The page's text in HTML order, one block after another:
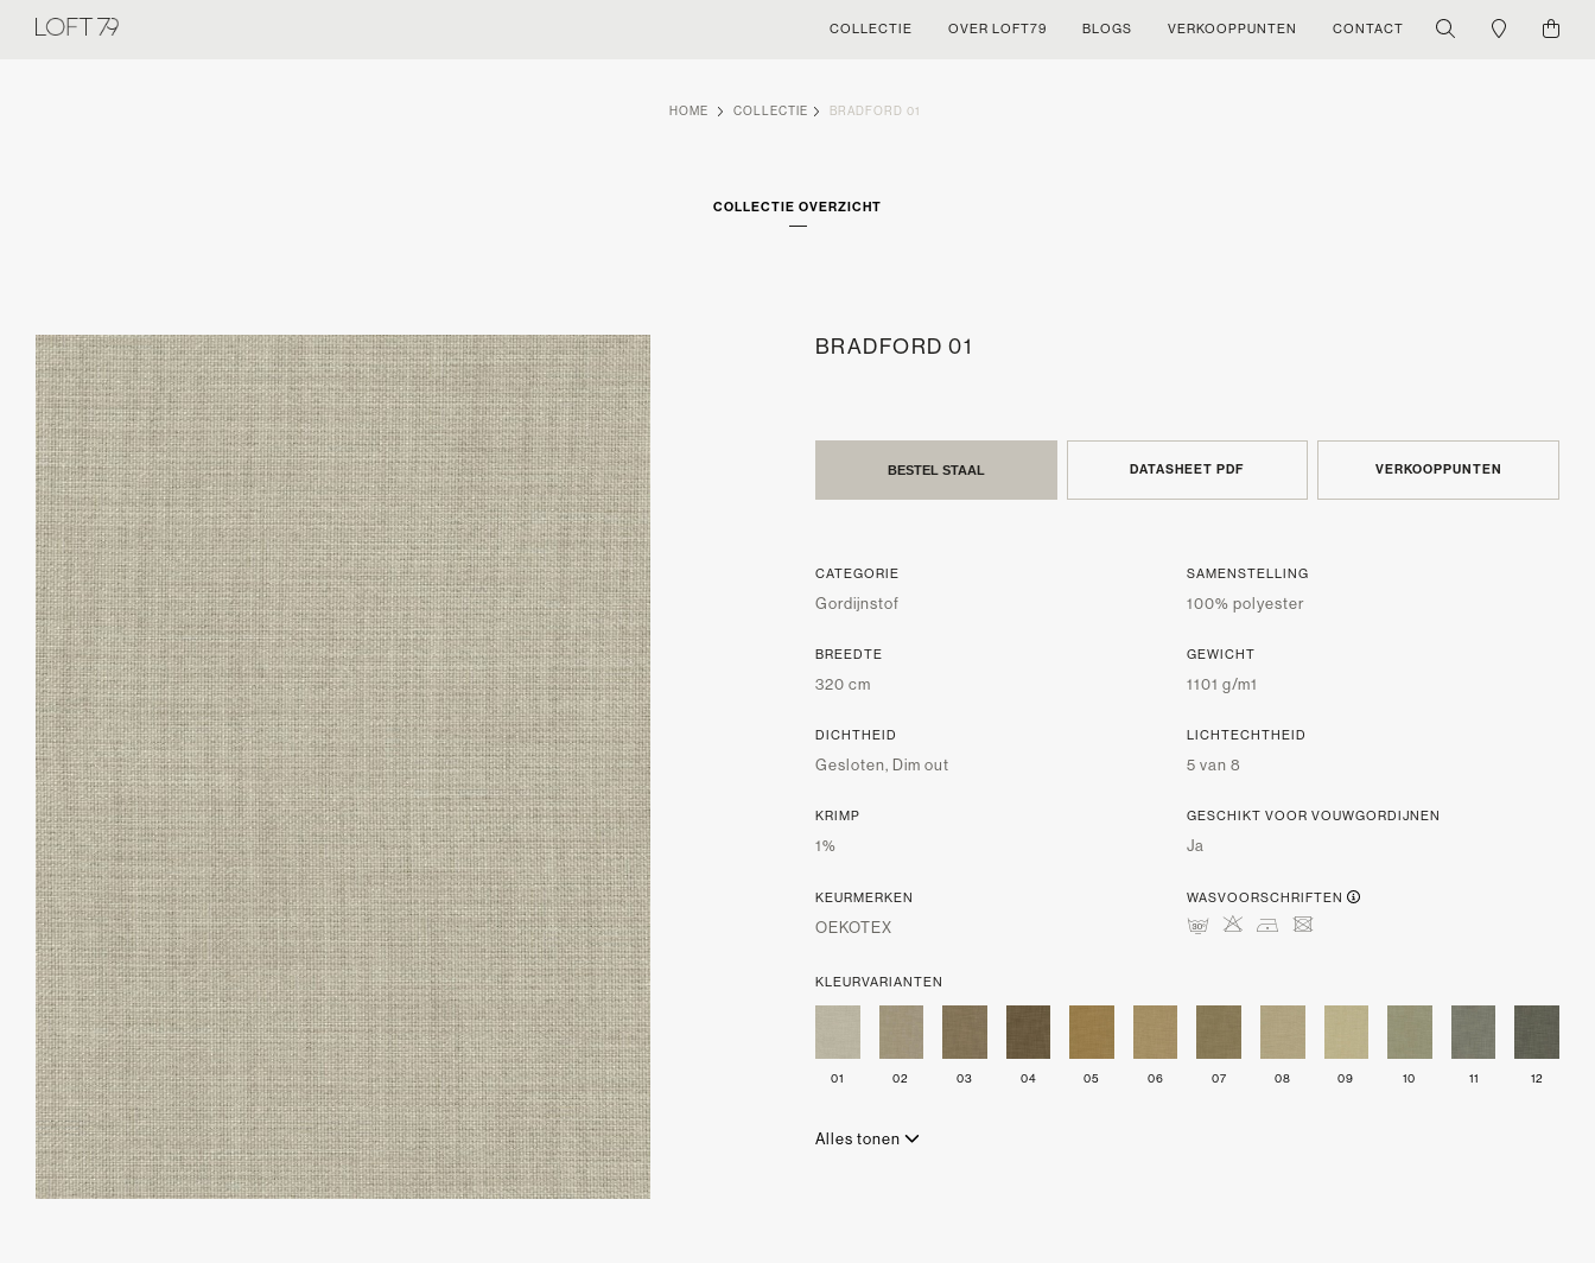
COLLECTIE OVER LOFT79 BLOGS VERKOOPPUNTEN CONTACT
HOME COLLECTIE BRADFORD 01
COLLECTIE OVERZICHT
BRADFORD 01
BESTEL STAAL DATASHEET PDF VERKOOPPUNTEN
CATEGORIE
Gordijnstof
SAMENSTELLING
100% polyester
BREEDTE
320 cm
GEWICHT
1101 g/m1
DICHTHEID
Gesloten, Dim out
LICHTECHTHEID
5 van 8
KRIMP
1%
GESCHIKT VOOR VOUWGORDIJNEN
Ja
KEURMERKEN
OEKOTEX
WASVOORSCHRIFTEN
mHDU
KLEURVARIANTEN
01 02 03 04 05 06 07 08 09 10 11 12
Alles tonen